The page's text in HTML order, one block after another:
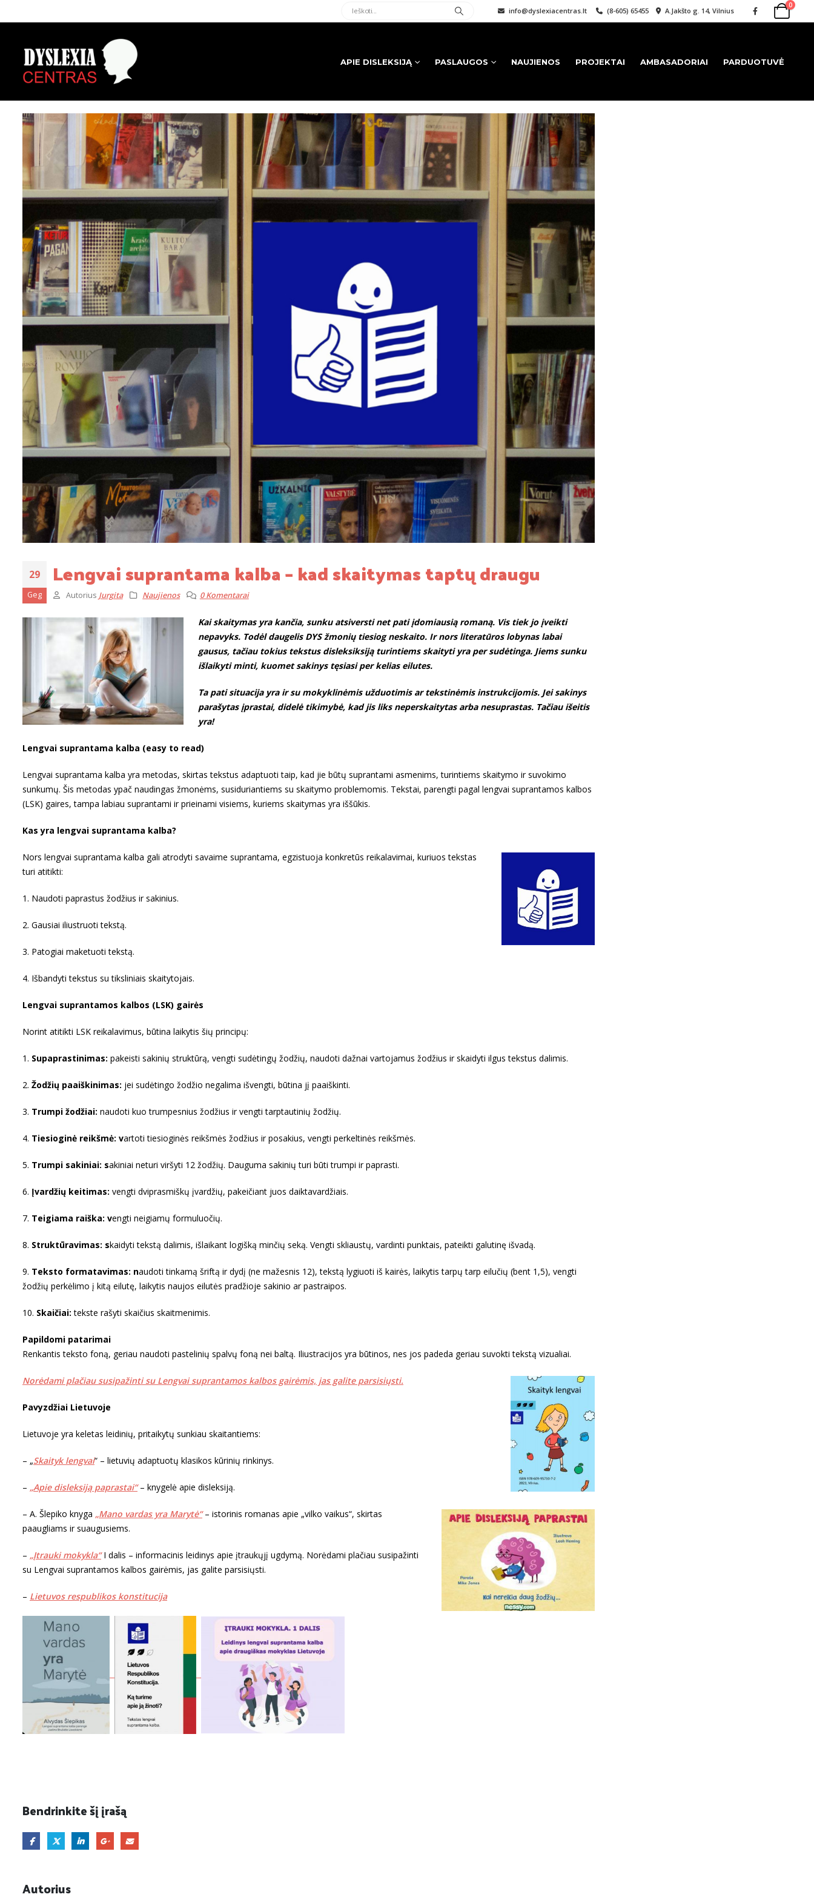
info@dyslexiacentras.lt (8-605) 65455 A.Jakšto g. 14, Vilnius
0
APIE DISLEKSIJĄ PASLAUGOS NAUJIENOS PROJEKTAI AMBASADORIAI PARDUOTUVĖ
29
Geg
Lengvai suprantama kalba – kad skaitymas taptų draugu
Autorius Jurgita Naujienos 0 Komentarai
Kai skaitymas yra kančia, sunku atsiversti net pati įdomiausią romaną. Vis tiek jo įveikti
nepavyks. Todėl daugelis DYS žmonių tiesiog neskaito. Ir nors literatūros lobynas labai
gausus, tačiau tokius tekstus disleksiksiją turintiems skaityti yra per sudėtinga. Jiems sunku
išlaikyti minti, kuomet sakinys tęsiasi per kelias eilutes.
Ta pati situacija yra ir su mokyklinėmis užduotimis ar tekstinėmis instrukcijomis. Jei sakinys
parašytas įprastai, didelė tikimybė, kad jis liks neperskaitytas arba nesuprastas. Tačiau išeitis
yra!
Lengvai suprantama kalba (easy to read)
Lengvai suprantama kalba yra metodas, skirtas tekstus adaptuoti taip, kad jie būtų suprantami asmenims, turintiems skaitymo ir suvokimo
sunkumų. Šis metodas ypač naudingas žmonėms, susiduriantiems su skaitymo problemomis. Tekstai, parengti pagal lengvai suprantamos kalbos
(LSK) gaires, tampa labiau suprantami ir prieinami visiems, kuriems skaitymas yra iššūkis.
Kas yra lengvai suprantama kalba?
Nors lengvai suprantama kalba gali atrodyti savaime suprantama, egzistuoja konkretūs reikalavimai, kuriuos tekstas
turi atitikti:
1. Naudoti paprastus žodžius ir sakinius.
2. Gausiai iliustruoti tekstą.
3. Patogiai maketuoti tekstą.
4. Išbandyti tekstus su tiksliniais skaitytojais.
Lengvai suprantamos kalbos (LSK) gairės
Norint atitikti LSK reikalavimus, būtina laikytis šių principų:
1. Supaprastinimas: pakeisti sakinių struktūrą, vengti sudėtingų žodžių, naudoti dažnai vartojamus žodžius ir skaidyti ilgus tekstus dalimis.
2. Žodžių paaiškinimas: jei sudėtingo žodžio negalima išvengti, būtina jį paaiškinti.
3. Trumpi žodžiai: naudoti kuo trumpesnius žodžius ir vengti tarptautinių žodžių.
4. Tiesioginė reikšmė: vartoti tiesioginės reikšmės žodžius ir posakius, vengti perkeltinės reikšmės.
5. Trumpi sakiniai: sakiniai neturi viršyti 12 žodžių. Dauguma sakinių turi būti trumpi ir paprasti.
6. Įvardžių keitimas: vengti dviprasmiškų įvardžių, pakeičiant juos daiktavardžiais.
7. Teigiama raiška: vengti neigiamų formuluočių.
8. Struktūravimas: skaidyti tekstą dalimis, išlaikant logišką minčių seką. Vengti skliaustų, vardinti punktais, pateikti galutinę išvadą.
9. Teksto formatavimas: naudoti tinkamą šriftą ir dydį (ne mažesnis 12), tekstą lygiuoti iš kairės, laikytis tarpų tarp eilučių (bent 1,5), vengti
žodžių perkėlimo į kitą eilutę, laikytis naujos eilutės pradžioje sakinio ar pastraipos.
10. Skaičiai:tekste rašyti skaičius skaitmenimis.
Papildomi patarimai
Renkantis teksto foną, geriau naudoti pastelinių spalvų foną nei baltą. Iliustracijos yra būtinos, nes jos padeda geriau suvokti tekstą vizualiai.
Norėdami plačiau susipažinti su Lengvai suprantamos kalbos gairėmis, jas galite parsisiųsti.
Pavyzdžiai Lietuvoje
Lietuvoje yra keletas leidinių, pritaikytų sunkiau skaitantiems:
– „Skaityk lengvai“ – lietuvių adaptuotų klasikos kūrinių rinkinys.
– „Apie disleksiją paprastai“– knygelė apie disleksiją.
– A. Šlepiko knyga „Mano vardas yra Marytė“– istorinis romanas apie „vilko vaikus“, skirtas
paaugliams ir suaugusiems.
– „Įtrauki mokykla“I dalis – informacinis leidinys apie įtraukųjį ugdymą. Norėdami plačiau susipažinti
su Lengvai suprantamos kalbos gairėmis, jas galite parsisiųsti.
– Lietuvos respublikos konstitucija
Bendrinkite šį įrašą
Autorius